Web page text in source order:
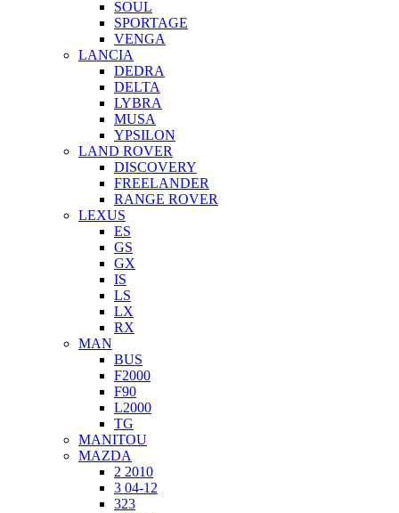
SOUL
SPORTAGE
VENGA
LANCIA
DEDRA
DELTA
LYBRA
MUSA
YPSILON
LAND ROVER
DISCOVERY
FREELANDER
RANGE ROVER
LEXUS
ES
GS
GX
IS
LS
LX
RX
MAN
BUS
F2000
F90
L2000
TG
MANITOU
MAZDA
2 2010
3 04-12
323